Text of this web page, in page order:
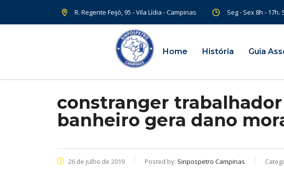
R. Regente Feijó, 95 - Vila Lídia - Campinas Seg - Sex 8h - 17h.
Home História Guia
constranger
banheiro gera dano
26 de julho de 2019 Posted by: Sinpospetro Campinas